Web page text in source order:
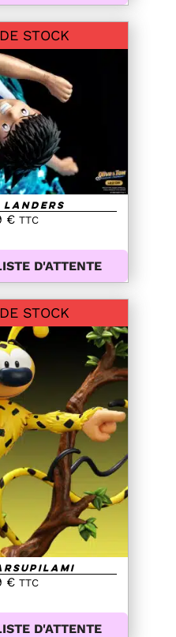
STOCK
Landers
€ TTC
D'ATTENTE
STOCK
€ TTC
D'ATTENTE